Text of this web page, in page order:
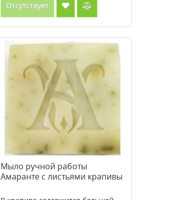
Отсутствует
Мыло ручной работы
Амаранте с листьями крапивы